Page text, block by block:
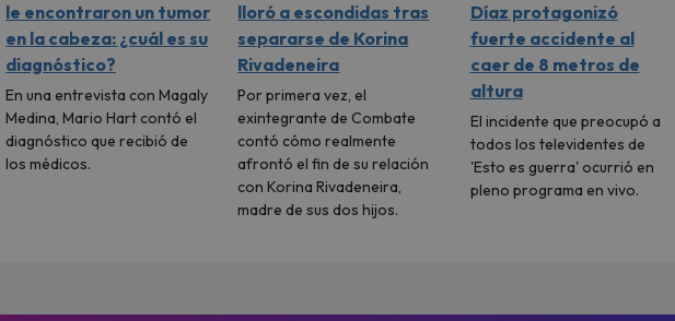
le encontraron un tumor
en la cabeza: ¿cuál es su
diagnóstico?
En una entrevista con Magaly
Medina, Mario Hart contó el
diagnóstico que recibió de
los médicos.
lloró a escondidas tras
separarse de Korina
Rivadeneira
Por primera vez, el
exintegrante de Combate
contó cómo realmente
afrontó el fin de su relación
con Korina Rivadeneira,
madre de sus dos hijos.
Díaz protagonizó
fuerte accidente al
caer de 8 metros de
altura
El incidente que preocupó a
todos los televidentes de
'Esto es guerra' ocurrió en
pleno programa en vivo.